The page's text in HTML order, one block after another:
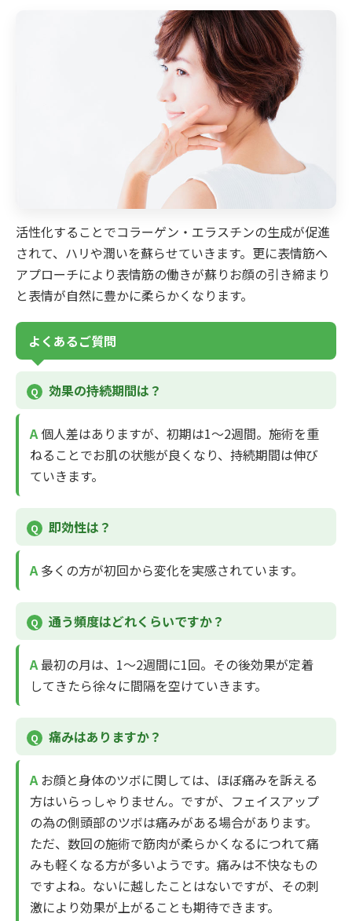
活性化することでコラーゲン・エラスチンの生成が促進
されて、ハリや潤いを蘇らせていきます。更に表情筋へ
アプローチにより表情筋の働きが蘇りお顔の引き締まり
と表情が自然に豊かに柔らかくなります。
よくあるご質問
効果の持続期間は？
個人差はありますが、初期は1～2週間。施術を重
ねることでお肌の状態が良くなり、持続期間は伸び
ていきます。
即効性は？
多くの方が初回から変化を実感されています。
通う頻度はどれくらいですか？
最初の月は、1～2週間に1回。その後効果が定着
してきたら徐々に間隔を空けていきます。
痛みはありますか？
お顔と身体のツボに関しては、ほぼ痛みを訴える
方はいらっしゃりません。ですが、フェイスアップ
の為の側頭部のツボは痛みがある場合があります。
ただ、数回の施術で筋肉が柔らかくなるにつれて痛
みも軽くなる方が多いようです。痛みは不快なもの
ですよね。ないに越したことはないですが、その刺
激により効果が上がることも期待できます。